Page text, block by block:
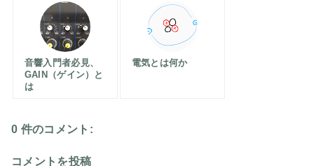
音響入門者必見、
GAIN（ゲイン）と
は
電気とは何か
0 件のコメント:
コメントを投稿